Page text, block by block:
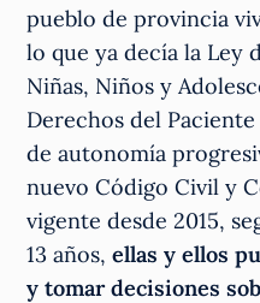
pueblo de provincia
lo que ya decía la Ley
Niñas, Niños y
Derechos del
de autonomía
nuevo Código Civil y
vigente desde 2015,
13 años,ellas y ellos
y tomar decisiones